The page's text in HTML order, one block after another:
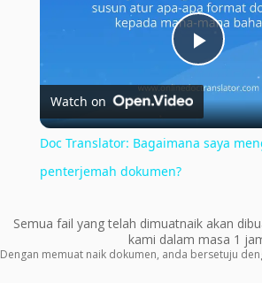
Play
Watch on
Doc Translator: Bagaimana saya
penterjemah dokumen?
Semua fail yang telah dimuatnaik akan
kami dalam masa 1
Dengan memuat naik dokumen, anda bersetuju